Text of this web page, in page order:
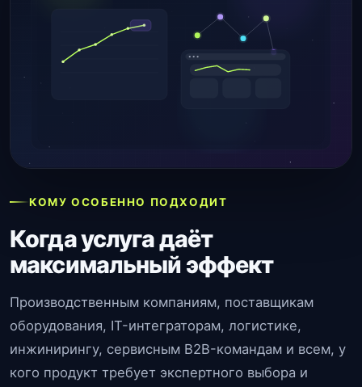
КОМУ ОСОБЕННО ПОДХОДИТ
Когда услуга даёт
максимальный эффект
Производственным компаниям, поставщикам
оборудования, IT-интеграторам, логистике,
инжинирингу, сервисным B2B-командам и всем, у
кого продукт требует экспертного выбора и